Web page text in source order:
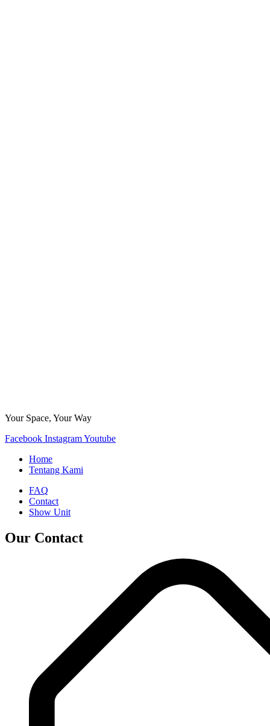
Your Space, Your Way
Facebook InstagramYoutube
Home
Tentang Kami
FAQ
Contact
Show Unit
Our Contact